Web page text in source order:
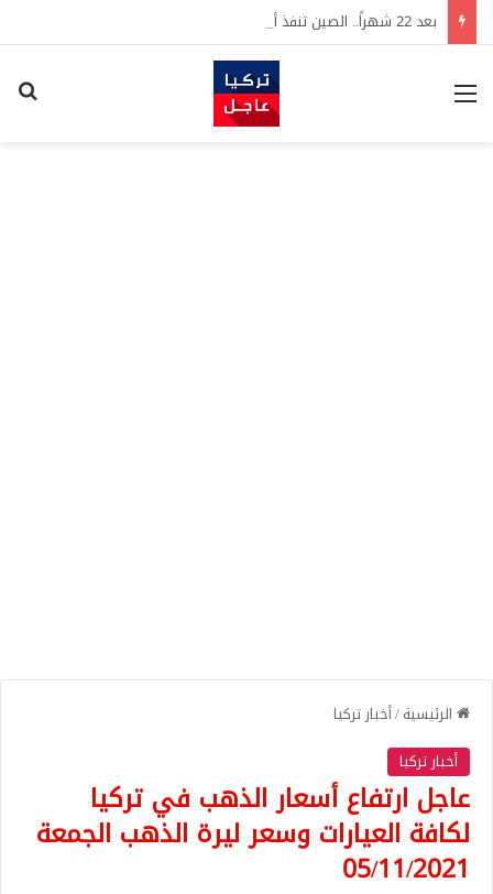
القائمة
الرئيسية/أخبار تركيا
أخبار تركيا
عاجل ارتفاع أسعار الذهب في تركيا
لكافة العيارات وسعر ليرة الذهب الجمعة
05/11/2021